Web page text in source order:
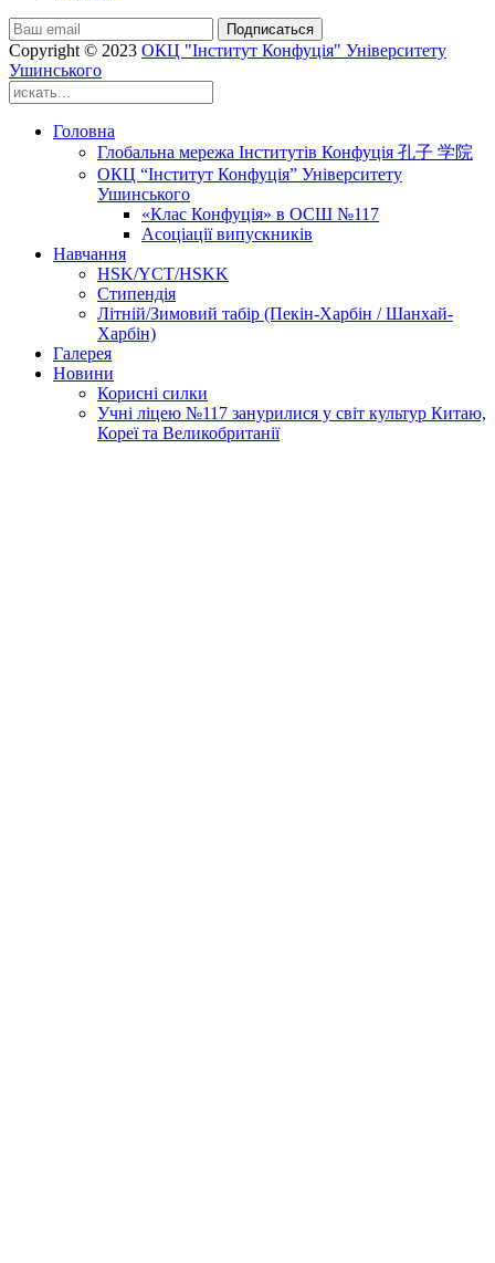
Подписаться
Copyright © 2023 ОКЦ "Інститут Конфуція" Університету
Ушинського
Головна
Глобальна мережа Інститутів Конфуція 孔子 学院
ОКЦ “Інститут Конфуція” Університету
Ушинського
«Клас Конфуція» в ОСШ №117
Асоціації випускників
Навчання
HSK/YCT/HSKK
Стипендія
Літній/Зимовий табір (Пекін-Харбін / Шанхай-
Харбін)
Галерея
Новини
Корисні силки
Учні ліцею №117 занурилися у світ культур Китаю,
Кореї та Великобританії